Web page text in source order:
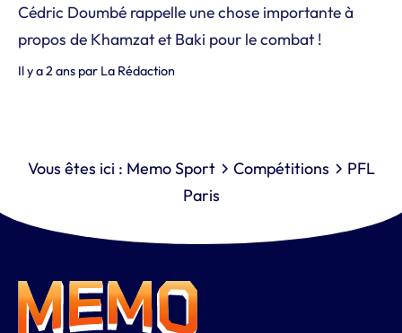
Cédric Doumbé rappelle une chose importante à
propos de Khamzat et Baki pour le combat !
Il y a 2 ans par La Rédaction
Vous êtes ici : Memo Sport Compétitions
PFL
Paris